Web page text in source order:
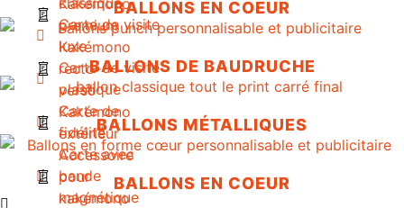
Carte de visite
luxe
Carte de visite
plastique
Carte de
fidélité
Carte avec
bande
magnétique
premium
Kakémono
recto-
verso
Kakémono
extérieur
Accessoire
pour
kakémono
BALLONS EN COEUR
BALLONS DE BAUDRUCHE
BALLONS MÉTALLIQUES
BALLONS EN COEUR